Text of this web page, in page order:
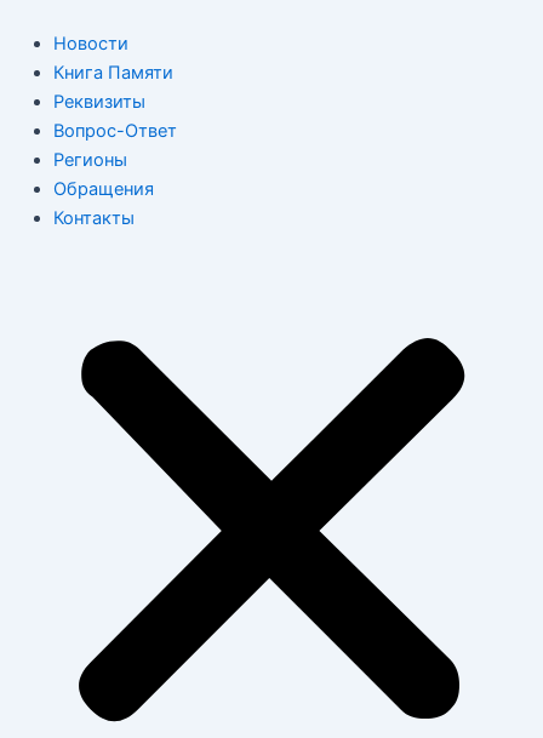
содержимому
Новости
Книга Памяти
Реквизиты
Вопрос-Ответ
Регионы
Обращения
Контакты